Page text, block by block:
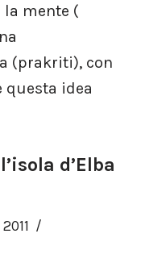
la mente (
(prakriti), con
questa idea
d’Elba